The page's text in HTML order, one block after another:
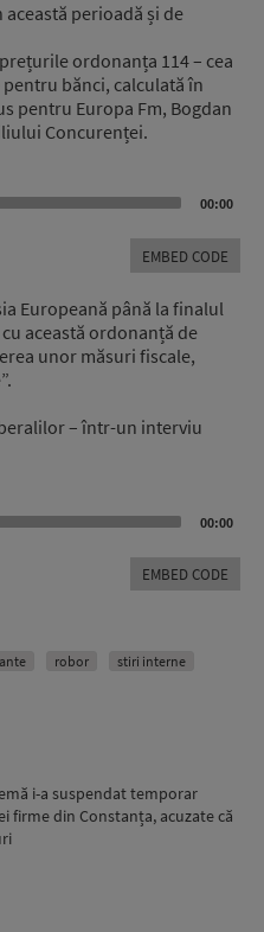
această perioadă și de
ordonanța 114 – cea
bănci, calculată în
pentru Europa Fm, Bogdan
Concurenței.
00:00
EMBED CODE
Europeană până la finalul
această ordonanță de
unor măsuri fiscale,
– într-un interviu
00:00
EMBED CODE
robor stiri interne
i-a suspendat temporar
firme din Constanța, acuzate că